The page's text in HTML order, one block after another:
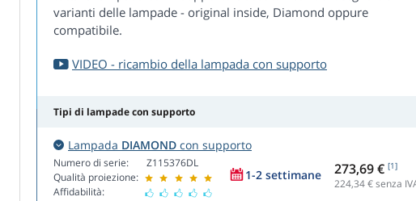
varianti delle lampade - original inside, Diamond oppure
compatibile.
VIDEO - ricambio della lampada con supporto
Tipi di lampade con supporto
Lampada DIAMOND con supporto
Numero di serie:
Qualità proiezione:
Affidabilità:
Z115376DL
1-2 settimane 273,69 € [1]
224,34€ senza